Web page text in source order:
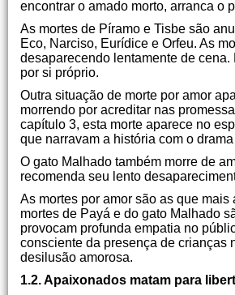
encontrar o amado morto, arranca o
As mortes de Píramo e Tisbe são
Eco, Narciso, Eurídice e Orfeu. As
desaparecendo lentamente de
por si próprio.
Outra situação de morte por amor
morrendo por acreditar nas
capítulo 3, esta morte aparece no
que narravam a história com o
O gato Malhado também morre de
recomenda seu lento
As mortes por amor são as que
mortes de Payá e do gato Malhado
provocam profunda empatia no
consciente da presença de crianças
desilusão amorosa.
1.2. Apaixonados matam para